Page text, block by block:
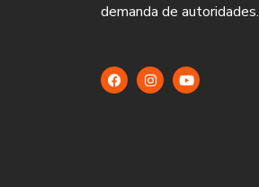
demanda de autoridades.